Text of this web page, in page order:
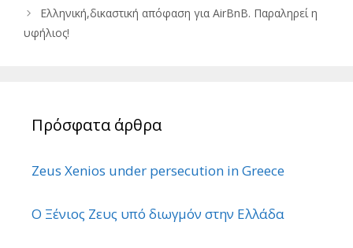
Ελληνική,δικαστική απόφαση για AirBnB. Παραληρεί η
υφήλιος!
Πρόσφατα άρθρα
Zeus Xenios under persecution in Greece
Ο Ξένιος Ζευς υπό διωγμόν στην Ελλάδα